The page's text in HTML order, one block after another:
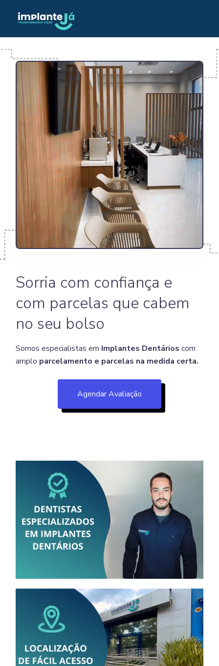
Sorria com confiança e
com parcelas que cabem
no seu bolso
Somos especialistas em Implantes Dentários com
amplo parcelamento e parcelas na medida certa.
Agendar Avaliação